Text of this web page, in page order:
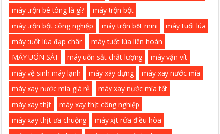
máy trộn bê tông là gì?
máy trộn bột
máy trộn bột công nghiệp
máy trộn bột mini
máy tuốt lúa
máy tuốt lúa đạp chân
máy tuốt lúa liên hoàn
MÁY UỐN SẮT
máy uốn sắt chất lượng
máy vặn vít
máy vệ sinh máy lạnh
máy xây dựng
máy xay nước mía
máy xay nước mía giá rẻ
máy xay nước mía tốt
máy xay thịt
máy xay thịt công nghiệp
máy xay thịt ưa chuộng
máy xịt rửa điều hòa